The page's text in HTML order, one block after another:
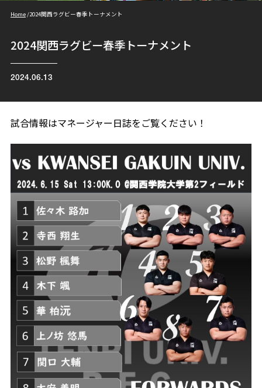
Home/2024関西ラグビー春季トーナメント
2024関西ラグビー春季トーナメント
2024.06.13
試合情報はマネージャー日誌をご覧ください！